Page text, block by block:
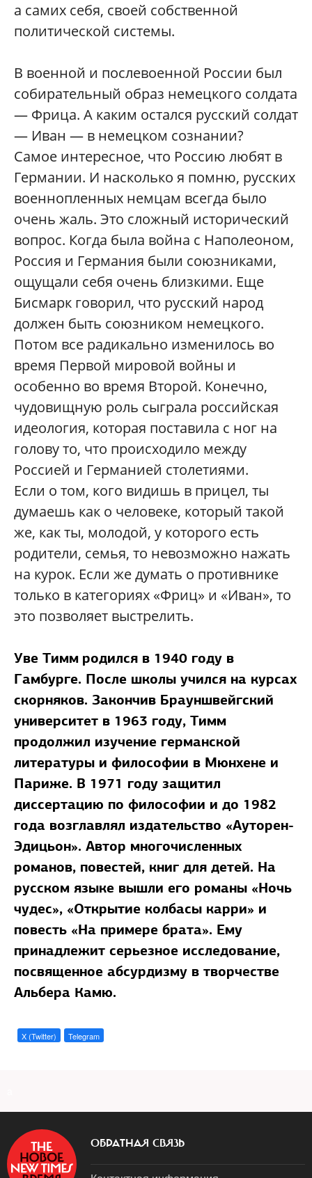
а самих себя, своей собственной
политической системы.
В военной и послевоенной России был
собирательный образ немецкого солдата
— Фрица. А каким остался русский солдат
— Иван — в немецком сознании?
Самое интересное, что Россию любят в
Германии. И насколько я помню, русских
военнопленных немцам всегда было
очень жаль. Это сложный исторический
вопрос. Когда была война с Наполеоном,
Россия и Германия были союзниками,
ощущали себя очень близкими. Еще
Бисмарк говорил, что русский народ
должен быть союзником немецкого.
Потом все радикально изменилось во
время Первой мировой войны и
особенно во время Второй. Конечно,
чудовищную роль сыграла российская
идеология, которая поставила с ног на
голову то, что происходило между
Россией и Германией столетиями.
Если о том, кого видишь в прицел, ты
думаешь как о человеке, который такой
же, как ты, молодой, у которого есть
родители, семья, то невозможно нажать
на курок. Если же думать о противнике
только в категориях «Фриц» и «Иван», то
это позволяет выстрелить.
Уве Тимм родился в 1940 году в
Гамбурге. После школы учился на курсах
скорняков. Закончив Брауншвейгский
университет в 1963 году, Тимм
продолжил изучение германской
литературы и философии в Мюнхене и
Париже. В 1971 году защитил
диссертацию по философии и до 1982
года возглавлял издательство «Ауторен-
Эдицьон». Автор многочисленных
романов, повестей, книг для детей. На
русском языке вышли его романы «Ночь
чудес», «Открытие колбасы карри» и
повесть «На примере брата». Ему
принадлежит серьезное исследование,
посвященное абсурдизму в творчестве
Альбера Камю.
X (Twitter) Telegram
ОБРАТНАЯ СВЯЗЬ